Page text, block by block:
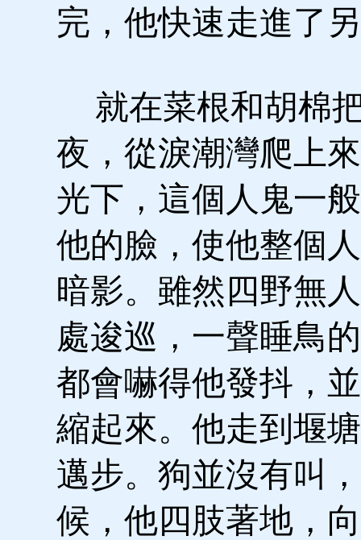
完，他快速走進了
就在菜根和胡棉
夜，從淚潮灣爬上
光下，這個人鬼一
他的臉，使他整個
暗影。雖然四野無
處逡巡，一聲睡鳥
都會嚇得他發抖，
縮起來。他走到堰
邁步。狗並沒有叫
候，他四肢著地，